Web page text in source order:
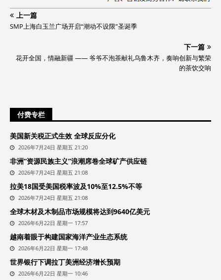
上一篇
SMP上海白玉兰广场开启“潮动不设限”圣诞季
下一篇
花开全国，情融新疆 —— 爷爷不泡茶献礼乌鲁木齐，奏响创新与繁荣
的茶饮交响
付费专栏
美国新关税正式生效 全球反应分化
2026年7月24日 星期五 21:20
非洲“资源民族主义”浪潮席卷全球矿产供应链
2026年7月24日 星期五 21:08
拉美18国受美国税率波及10%至12.5%不等
2026年7月24日 星期五 21:08
全球木材及木制品市场规模将达到9640亿美元
2026年6月22日 星期一 17:57
越南着眼于构建国家海洋产业生态系统
2026年6月22日 星期一 17:48
世界银行下调拉丁美洲经济增长预期
2026年6月22日 星期一 10:46